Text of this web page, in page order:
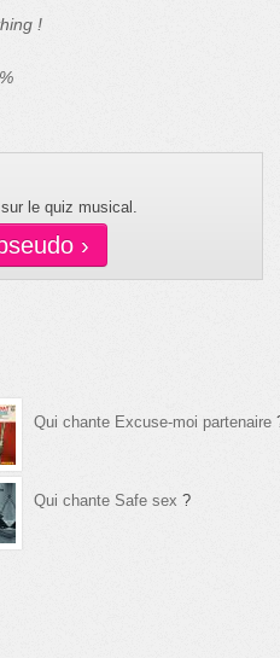
!
le quiz musical.
›
Qui chante Excuse-moi partenaire
Qui chante Safe sex ?